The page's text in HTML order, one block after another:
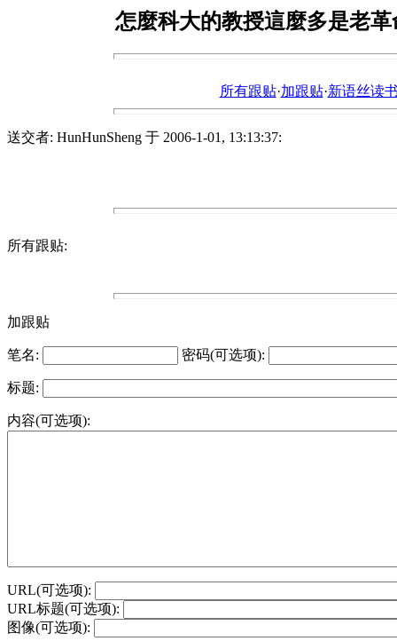
怎麼科大的教授這麼多是老
所有跟贴·加跟贴·新语丝读
送交者: HunHunSheng 于 2006-1-01, 13:13:37:
所有跟贴:
加跟贴
笔名: 密码(可选项):
标题:
内容(可选项):
URL(可选项):
URL标题(可选项):
图像(可选项):